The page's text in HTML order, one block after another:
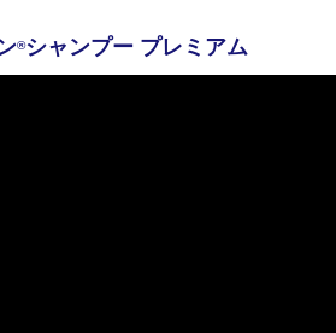
®シャンプー プレミアム